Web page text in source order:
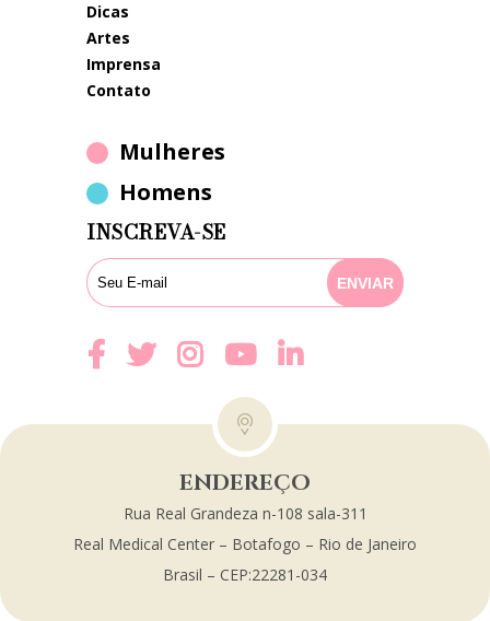
dicas
artes
imprensa
contato
Mulheres
Homens
INSCREVA-SE
ENDEREÇO
Rua Real Grandeza n-108 sala-311
Real Medical Center – Botafogo – Rio de Janeiro
Brasil – CEP:22281-034